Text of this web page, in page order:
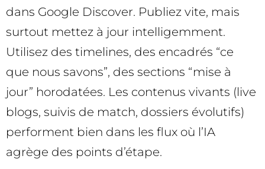
dans Google Discover. Publiez vite, mais
surtout mettez à jour intelligemment.
Utilisez des timelines, des encadrés “ce
que nous savons”, des sections “mise à
jour” horodatées. Les contenus vivants (live
blogs, suivis de match, dossiers évolutifs)
performent bien dans les flux où l’IA
agrège des points d’étape.